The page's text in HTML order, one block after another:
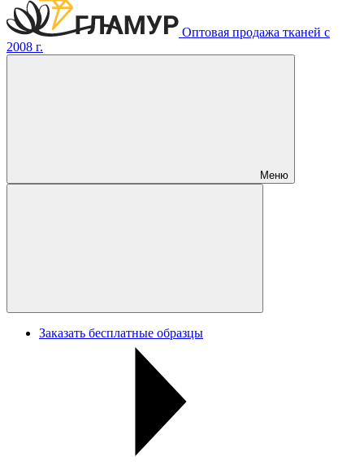
Оптовая продажа тканей с
2008 г.
Меню
Заказать бесплатные образцы